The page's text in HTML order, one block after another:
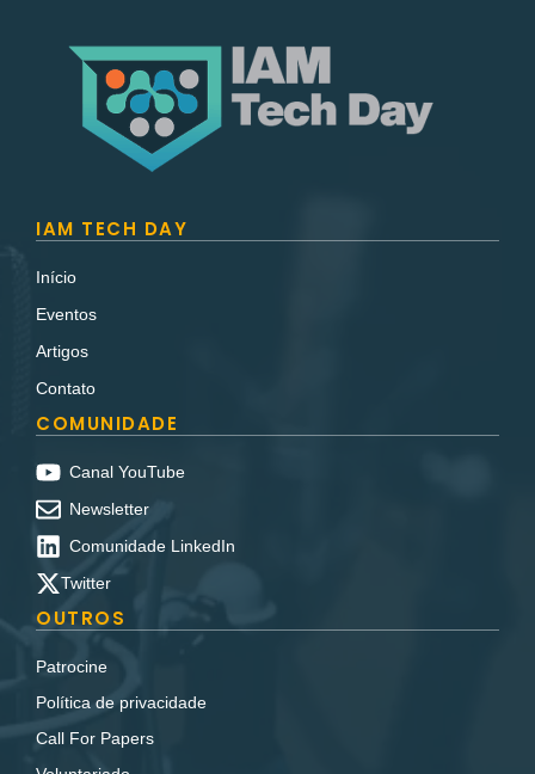
IAM TECH DAY
Início
Eventos
Artigos
Contato
COMUNIDADE
Canal YouTube
Newsletter
Comunidade LinkedIn
Twitter
OUTROS
Patrocine
Política de privacidade
Call For Papers